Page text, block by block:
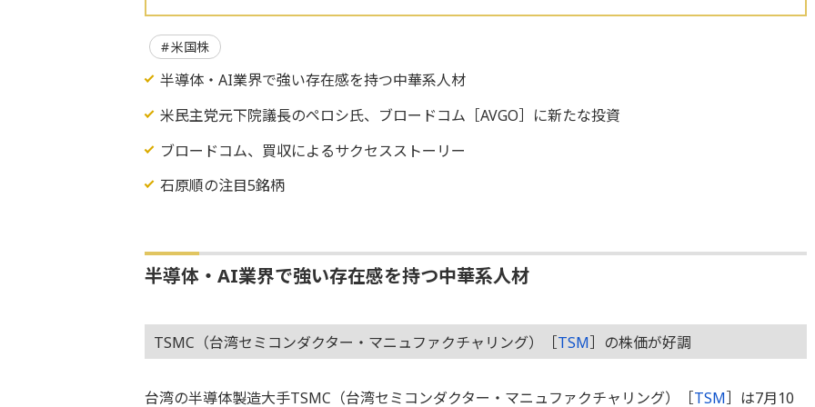
米国株
半導体・AI業界で強い存在感を持つ中華系人材
米民主党元下院議長のペロシ氏、ブロードコム［AVGO］に新たな投資
ブロードコム、買収によるサクセスストーリー
石原順の注目5銘柄
半導体・AI業界で強い存在感を持つ中華系人材
TSMC（台湾セミコンダクター・マニュファクチャリング）［TSM］の株価が好調
台湾の半導体製造大手TSMC（台湾セミコンダクター・マニュファクチャリング）［TSM］は7月10